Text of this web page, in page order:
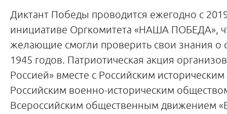
Диктант Победы проводится ежегодно с
инициативе Оргкомитета «НАША ПОБЕДА»,
желающие смогли проверить свои знания о
1945 годов. Патриотическая акция
Россией» вместе с Российским
Российским военно-историческим
Всероссийским общественным движением